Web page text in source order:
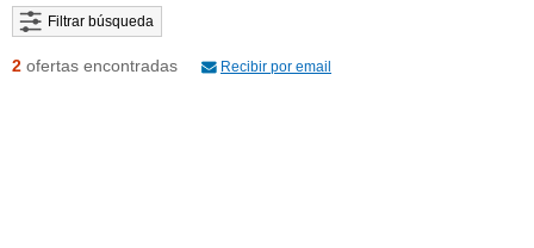
Filtrar búsqueda
2 ofertas encontradas Recibir por email